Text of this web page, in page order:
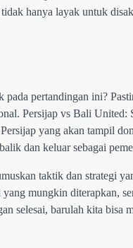
hanya layak untuk
pertandingan ini?
Persijap vs Bali
yang akan tampil
dan keluar sebagai
taktik dan strategi
mungkin diterapkan,
selesai, barulah kita bisa